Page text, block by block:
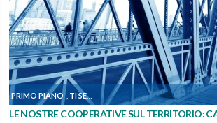
PRIMO PIANO , TI SEGNALIAMO DALLE COOPERATIVE
LE NOSTRE COOPERATIVE SUL TERRITORIO: